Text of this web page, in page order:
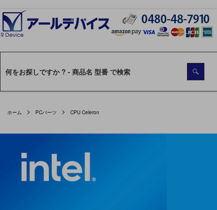
ホーム PCパーツ CPU Celeron